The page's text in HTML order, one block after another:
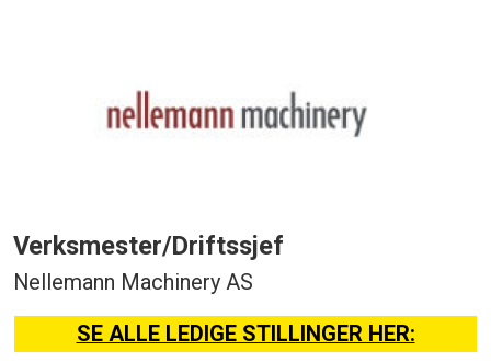
Verksmester/Driftssjef
Nellemann Machinery AS
SE ALLE LEDIGE STILLINGER HER: